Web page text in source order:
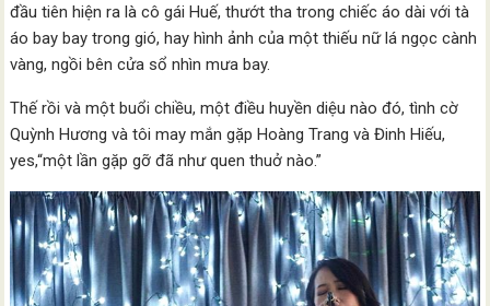
đầu tiên hiện ra là cô gái Huế, thướt tha trong chiếc áo dài với tà
áo bay bay trong gió, hay hình ảnh của một thiếu nữ lá ngọc cành
vàng, ngồi bên cửa sổ nhìn mưa bay.
Thế rồi và một buổi chiều, một điều huyền diệu nào đó, tình cờ
Quỳnh Hương và tôi may mắn gặp Hoàng Trang và Đinh Hiếu,
yes,“một lần gặp gỡ đã như quen thuở nào.”